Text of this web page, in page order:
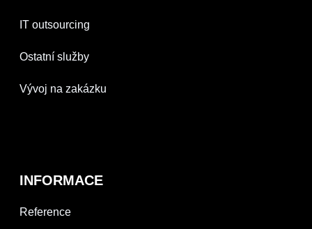
IT outsourcing
Ostatní služby
Vývoj na zakázku
INFORMACE
Reference